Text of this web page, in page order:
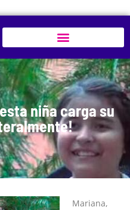
niña carga su
Mariana,